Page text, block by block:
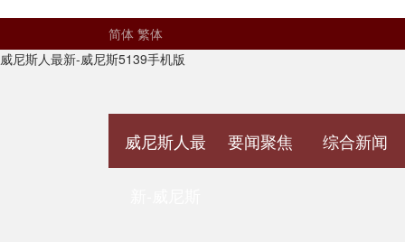
简体 繁体
威尼斯人最新-威尼斯5139手机版
威尼斯人最 要闻聚焦 综合新闻